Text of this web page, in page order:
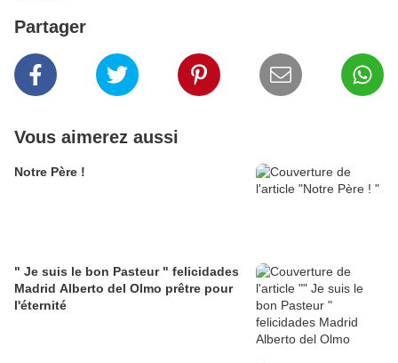
Partager
Vous aimerez aussi
Notre Père !
" Je suis le bon Pasteur " felicidades
Madrid Alberto del Olmo prêtre pour
l'éternité